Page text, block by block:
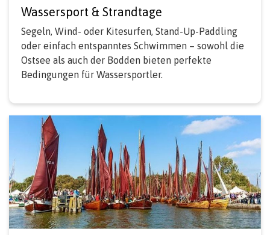
Wassersport & Strandtage
Segeln, Wind- oder Kitesurfen, Stand-Up-Paddling
oder einfach entspanntes Schwimmen – sowohl die
Ostsee als auch der Bodden bieten perfekte
Bedingungen für Wassersportler.